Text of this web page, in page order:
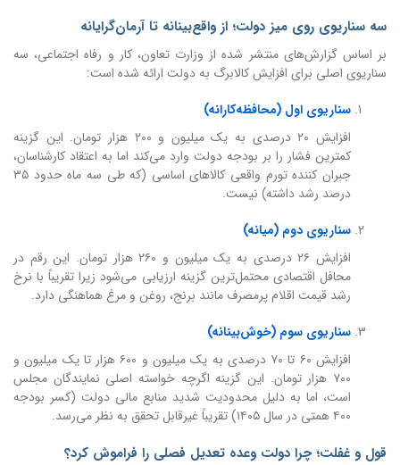
سه سناریوی روی میز دولت؛ از واقع‌بینانه تا آرمان‌گرایانه
بر اساس گزارش‌های منتشر شده از وزارت تعاون، کار و رفاه اجتماعی، سه
سناریوی اصلی برای افزایش کالابرگ به دولت ارائه شده است:
سناریوی اول (محافظه‌کارانه)
افزایش ۲۰ درصدی به یک میلیون و ۲۰۰ هزار تومان. این گزینه
کمترین فشار را بر بودجه دولت وارد می‌کند اما به اعتقاد کارشناسان،
جبران کننده تورم واقعی کالاهای اساسی (که طی سه ماه حدود ۳۵
درصد رشد داشته) نیست.
سناریوی دوم (میانه)
افزایش ۲۶ درصدی به یک میلیون و ۲۶۰ هزار تومان. این رقم در
محافل اقتصادی محتمل‌ترین گزینه ارزیابی می‌شود زیرا تقریباً با نرخ
رشد قیمت اقلام پرمصرف مانند برنج، روغن و مرغ هماهنگی دارد.
سناریوی سوم (خوش‌بینانه)
افزایش ۶۰ تا ۷۰ درصدی به یک میلیون و ۶۰۰ هزار تا یک میلیون و
۷۰۰ هزار تومان. این گزینه اگرچه خواسته اصلی نمایندگان مجلس
است، اما به دلیل محدودیت شدید منابع مالی دولت (کسر بودجه
۴۰۰ همتی در سال ۱۴۰۵) تقریباً غیرقابل تحقق به نظر می‌رسد.
قول و غفلت؛ چرا دولت وعده تعدیل فصلی را فراموش کرد؟